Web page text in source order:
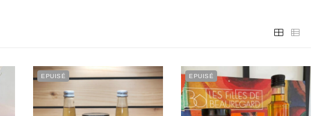
EPUISÉ EPUISÉ